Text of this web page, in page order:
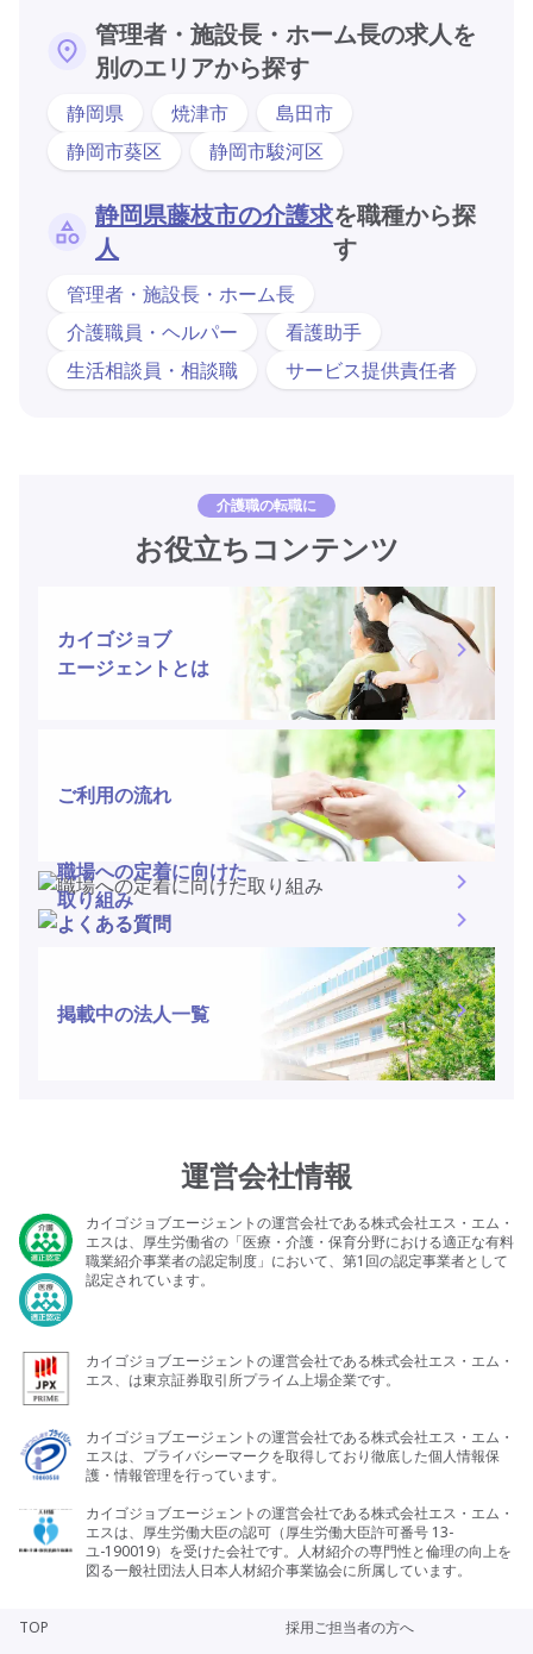
管理者・施設長・ホーム長の求人を
別のエリアから探す
静岡県 焼津市
島田市
静岡市葵区
静岡市駿河区
静岡県藤枝市の介護求
人
を職種から探
す
管理者・施設長・ホーム長
介護職員・ヘルパー
看護助手
生活相談員・相談職
サービス提供責任者
介護職の転職に
お役立ちコンテンツ
カイゴジョブ
エージェントとは
ご利用の流れ
職場への定着に向けた
取り組み
よくある質問
掲載中の法人一覧
運営会社情報
カイゴジョブエージェントの運営会社である株式会社エス・エム・
エスは、厚生労働省の「医療・介護・保育分野における適正な有料
職業紹介事業者の認定制度」において、第1回の認定事業者として
認定されています。
カイゴジョブエージェントの運営会社である株式会社エス・エム・
エス、は東京証券取引所プライム上場企業です。
カイゴジョブエージェントの運営会社である株式会社エス・エム・
エスは、プライバシーマークを取得しており徹底した個人情報保
護・情報管理を行っています。
カイゴジョブエージェントの運営会社である株式会社エス・エム・
エスは、厚生労働大臣の認可（厚生労働大臣許可番号 13-
ユ-190019）を受けた会社です。人材紹介の専門性と倫理の向上を
図る一般社団法人日本人材紹介事業協会に所属しています。
TOP 採用ご担当者の方へ